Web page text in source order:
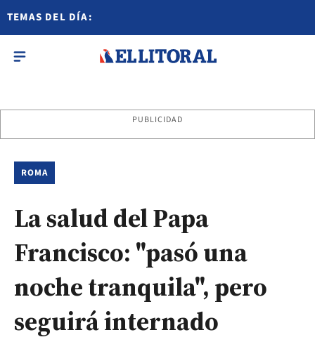
TEMAS DEL DÍA:
PUBLICIDAD
ROMA
La salud del Papa
Francisco: "pasó una
noche tranquila", pero
seguirá internado